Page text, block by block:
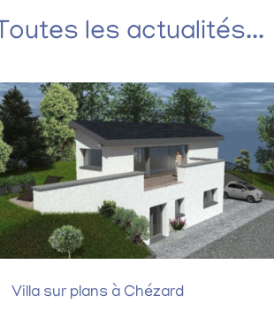
Toutes les actualités...
Villa sur plans à Chézard